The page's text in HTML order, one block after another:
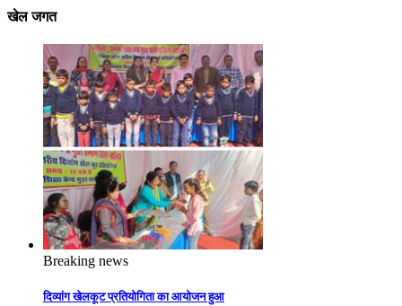
खेल जगत
Breaking news
दिव्यांग खेलकूट प्रतियोगिता का आयोजन हुआ